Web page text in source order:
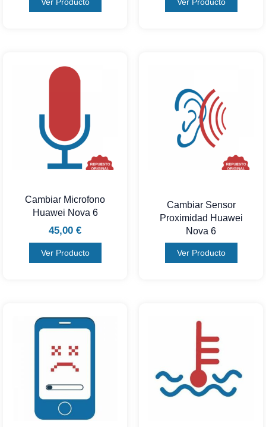
Cambiar Microfono
Huawei Nova 6
45,00 €
Ver Producto
Cambiar Sensor
Proximidad Huawei
Nova 6
Ver Producto